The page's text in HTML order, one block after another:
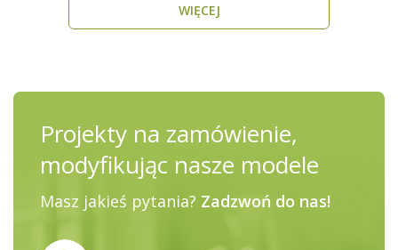
WIĘCEJ
Projekty na zamówienie,
modyfikując nasze modele
Masz jakieś pytania? Zadzwoń do nas!